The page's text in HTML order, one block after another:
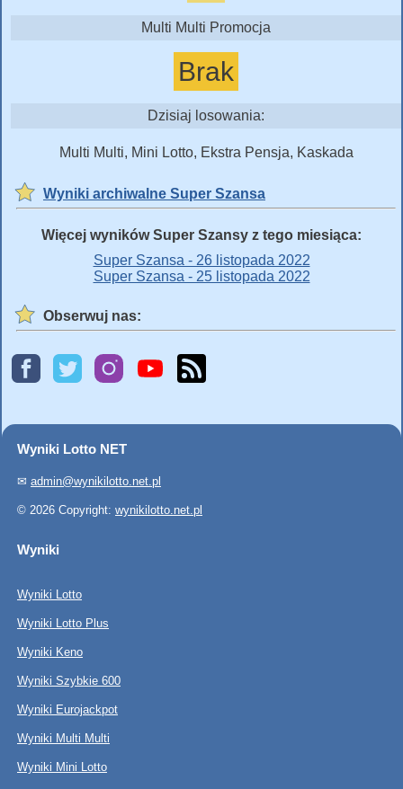
Multi Multi Promocja
Brak
Dzisiaj losowania:
Multi Multi, Mini Lotto, Ekstra Pensja, Kaskada
Wyniki archiwalne Super Szansa
Więcej wyników Super Szansy z tego miesiąca:
Super Szansa - 26 listopada 2022
Super Szansa - 25 listopada 2022
Obserwuj nas:
Wyniki Lotto NET
✉ admin@wynikilotto.net.pl
© 2026 Copyright: wynikilotto.net.pl
Wyniki
Wyniki Lotto
Wyniki Lotto Plus
Wyniki Keno
Wyniki Szybkie 600
Wyniki Eurojackpot
Wyniki Multi Multi
Wyniki Mini Lotto